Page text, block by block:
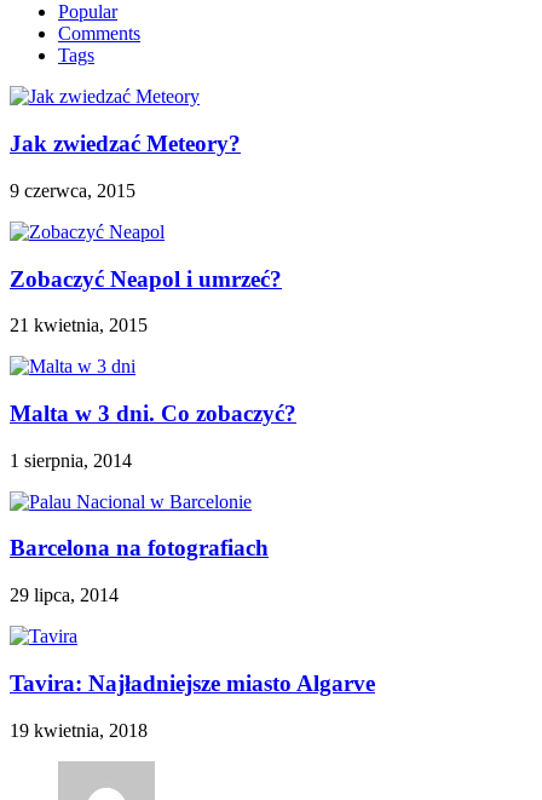
Popular
Comments
Tags
Jak zwiedzać Meteory?
9 czerwca, 2015
Zobaczyć Neapol i umrzeć?
21 kwietnia, 2015
Malta w 3 dni. Co zobaczyć?
1 sierpnia, 2014
Barcelona na fotografiach
29 lipca, 2014
Tavira: Najładniejsze miasto Algarve
19 kwietnia, 2018